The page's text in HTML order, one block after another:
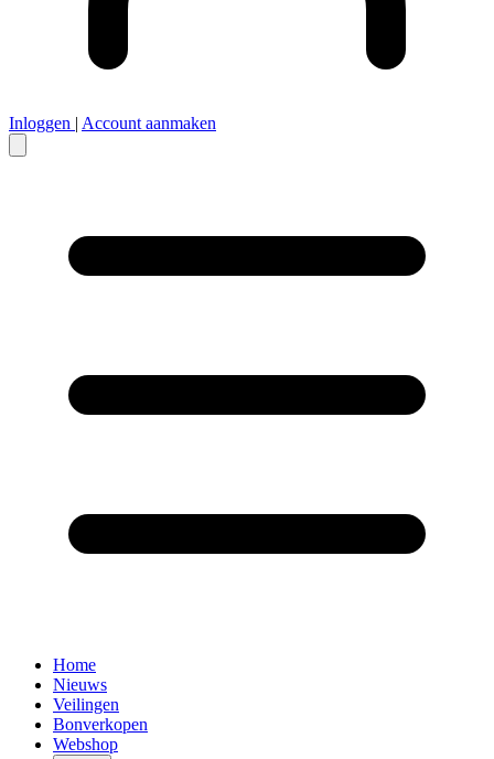
Inloggen | Account aanmaken
Home
Nieuws
Veilingen
Bonverkopen
Webshop